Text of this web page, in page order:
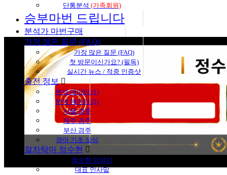
단통분석(가족회원)
승부마번 드립니다
분석가 마번구매
가장 많은 질문 (FAQ)
가장 많은 질문 (FAQ)
첫 방문이신가요? (필독)
실시간 뉴스 / 적중 인증샷
출전 정보
분석 데이터 (1)
분석 데이터 (2)
서울 경주
제주 경주
부산 경주
경마 기초 상식
절차탁마 정수현
정수현 이야기
대표 인사말